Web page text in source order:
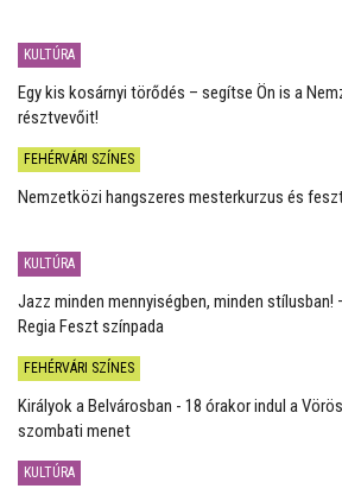
KULTÚRA
Egy kis kosárnyi törődés – segítse Ön is a
résztvevőit!
FEHÉRVÁRI SZÍNES
Nemzetközi hangszeres mesterkurzus és
KULTÚRA
Jazz minden mennyiségben, minden stílusban!
Regia Feszt színpada
FEHÉRVÁRI SZÍNES
Királyok a Belvárosban - 18 órakor indul a
szombati menet
KULTÚRA